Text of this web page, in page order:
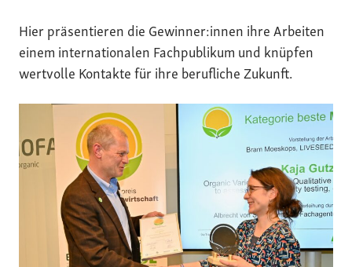
Hier präsentieren die Gewinner:innen ihre Arbeiten
einem internationalen Fachpublikum und knüpfen
wertvolle Kontakte für ihre berufliche Zukunft.